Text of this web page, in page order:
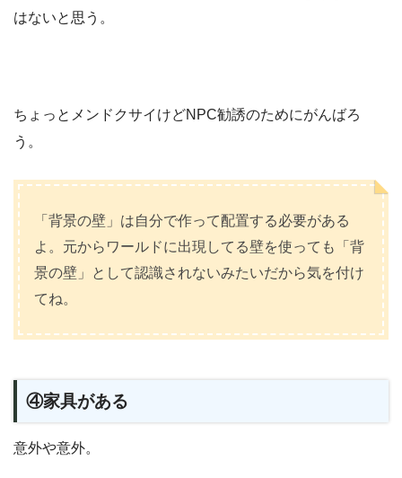
はないと思う。
ちょっとメンドクサイけどNPC勧誘のためにがんばろ
う。
「背景の壁」は自分で作って配置する必要がある
よ。元からワールドに出現してる壁を使っても「背
景の壁」として認識されないみたいだから気を付け
てね。
④家具がある
意外や意外。